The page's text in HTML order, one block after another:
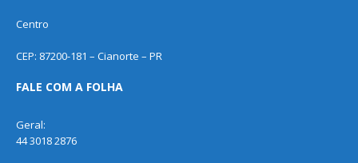
Centro
CEP: 87200-181 – Cianorte – PR
FALE COM A FOLHA
Geral:
44 3018 2876